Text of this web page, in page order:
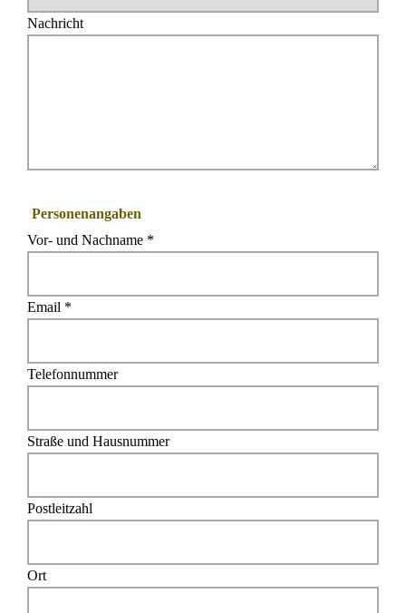
Nachricht
Personenangaben
Vor- und Nachname *
Email *
Telefonnummer
Straße und Hausnummer
Postleitzahl
Ort